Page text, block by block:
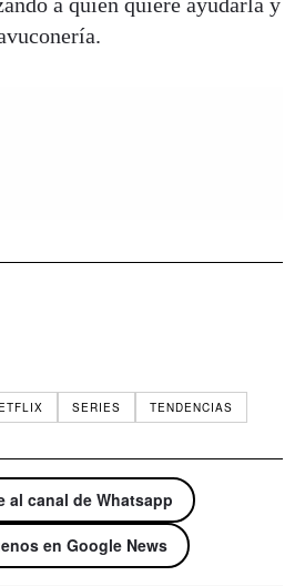
SERIES TENDENCIAS
al canal de Whatsapp
en Google News